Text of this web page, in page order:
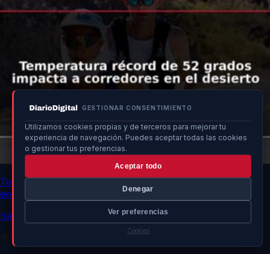
GESTIONAR CONSENTIMIENTO
Utilizamos cookies propias y de terceros para mejorar tu
experiencia de navegación. Puedes aceptar todas las cookies
o gestionar tus preferencias.
Aceptar todo
Denegar
Ver preferencias
Cookies
Temperatura récord de 52 grados impacta a corredores
en el desierto
hace 3 min
© 2026 DiarioDigital.es. Todos los derechos reservados.